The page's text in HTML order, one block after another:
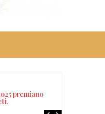
premiano